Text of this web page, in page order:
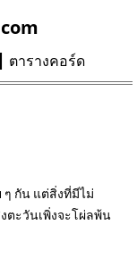
ตารางคอร์ด
ๆ กัน แต่สิ่งที่มีไม่
ตะวันเพิ่งจะโผ่ลพ้น